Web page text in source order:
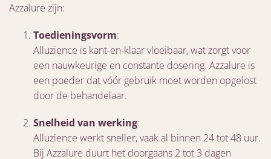
Azzalure zijn:
Toedieningsvorm:
Alluzience is kant-en-klaar vloeibaar, wat zorgt voor
een nauwkeurige en constante dosering. Azzalure is
een poeder dat vóór gebruik moet worden opgelost
door de behandelaar.
Snelheid van werking:
Alluzience werkt sneller, vaak al binnen 24 tot 48 uur.
Bij Azzalure duurt het doorgaans 2 tot 3 dagen